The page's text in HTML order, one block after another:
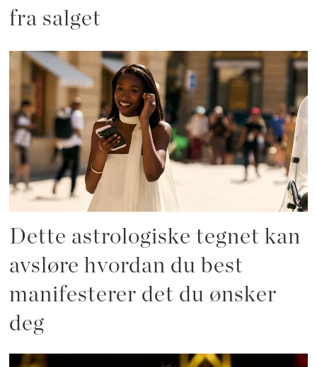
fra salget
Dette astrologiske tegnet kan
avsløre hvordan du best
manifesterer det du ønsker
deg